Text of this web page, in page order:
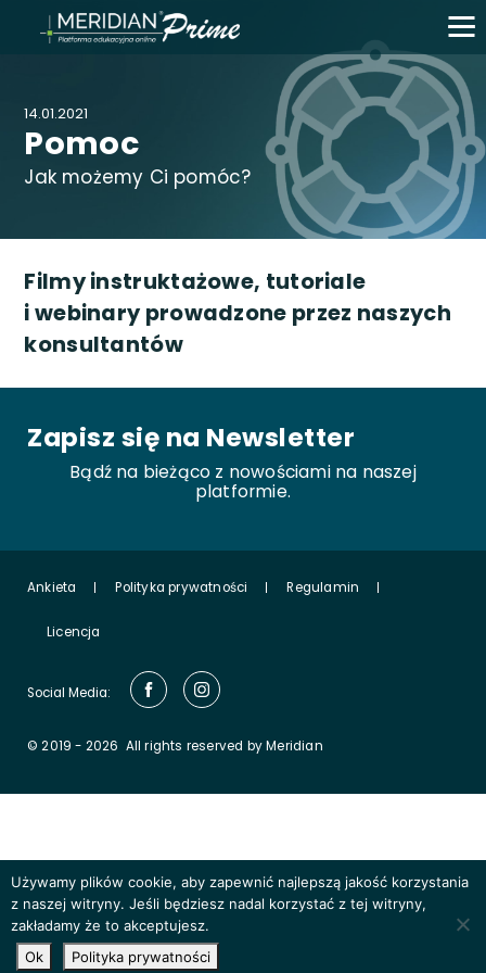
14.01.2021
Pomoc
Jak możemy Ci pomóc?
Filmy instruktażowe, tutoriale
i webinary prowadzone przez naszych
konsultantów
Zapisz się na Newsletter
Bądź na bieżąco z nowościami na naszej
platformie.
© 2019 - 2026 All rights reserved by Meridian
Ankieta Polityka prywatności Regulamin
Licencja
Social Media:
Używamy plików cookie, aby zapewnić najlepszą jakość korzystania
z naszej witryny. Jeśli będziesz nadal korzystać z tej witryny,
zakładamy że to akceptujesz.
Ok
Polityka prywatności